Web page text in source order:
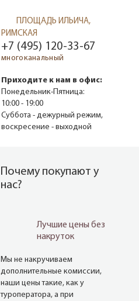
ПЛОЩАДЬ ИЛЬИЧА,
РИМСКАЯ
+7 (495) 120-33-67
многоканальный
Приходите к нам в офис:
Понедельник-Пятница:
10:00 - 19:00
Суббота - дежурный режим,
воскресение - выходной
Почему покупают у
нас?
Лучшие цены без
накруток
Мы не накручиваем
дополнительные комиссии,
наши цены такие, как у
туроператора, а при